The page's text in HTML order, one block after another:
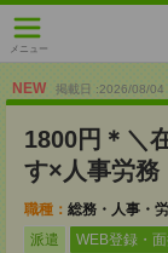
メニュー
NEW 掲載日 :2026/08/04
1800円＊＼
す×人事労務
職種： 総務・人事・
派遣
WEB登録・